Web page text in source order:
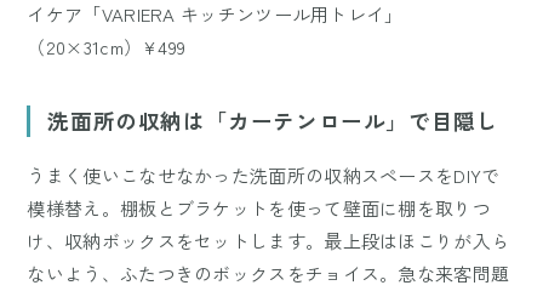
イケア「VARIERA キッチンツール用トレイ」
（20×31cm）¥499
洗面所の収納は「カーテンロール」で目隠し
うまく使いこなせなかった洗面所の収納スペースをDIYで
模様替え。棚板とブラケットを使って壁面に棚を取りつ
け、収納ボックスをセットします。最上段はほこりが入ら
ないよう、ふたつきのボックスをチョイス。急な来客問題